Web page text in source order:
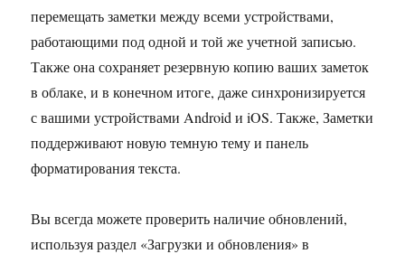
перемещать заметки между всеми устройствами,
работающими под одной и той же учетной записью.
Также она сохраняет резервную копию ваших заметок
в облаке, и в конечном итоге, даже синхронизируется
с вашими устройствами Android и iOS. Также, Заметки
поддерживают новую темную тему и панель
форматирования текста.
Вы всегда можете проверить наличие обновлений,
используя раздел «Загрузки и обновления» в